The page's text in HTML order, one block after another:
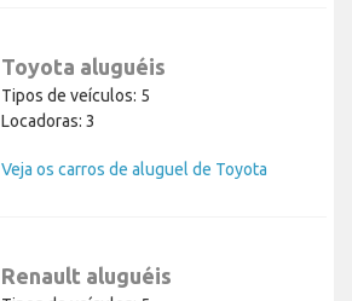
Toyota aluguéis
Tipos de veículos: 5
Locadoras: 3
Veja os carros de aluguel de Toyota
Renault aluguéis